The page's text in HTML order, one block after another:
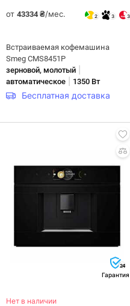
от 43334 ₴/мес. 2 3 3
Встраиваемая кофемашина
Smeg CMS8451P
зерновой, молотый
автоматическое 1350 Вт
Бесплатная доставка
24
Гарантия
Нет в наличии